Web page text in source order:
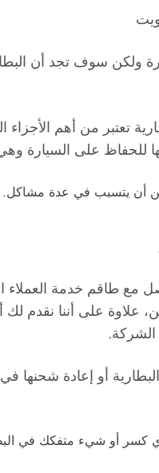
ولكن سوف تجد أن
من أهم الأجزاء
للحفاظ على السيارة
أن يتسبب في عدة مشاكل.
مع طاقم خدمة
على أننا نقدم
أو إعادة شحنها
أي كسر أو شيء متفكك في